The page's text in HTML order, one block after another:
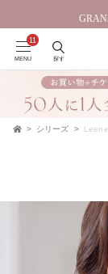
会員
MENU 探す
シリーズ